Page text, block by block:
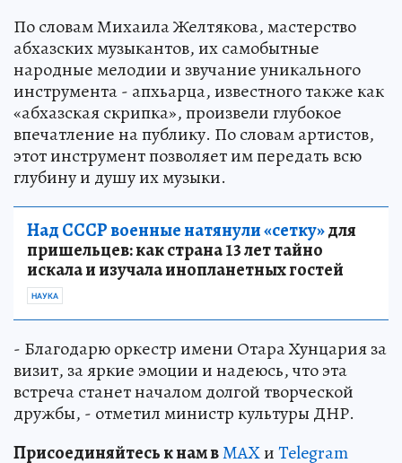
По словам Михаила Желтякова, мастерство
абхазских музыкантов, их самобытные
народные мелодии и звучание уникального
инструмента - апхьарца, известного также как
«абхазская скрипка», произвели глубокое
впечатление на публику. По словам артистов,
этот инструмент позволяет им передать всю
глубину и душу их музыки.
Над СССР военные натянули «сетку»для
пришельцев: как страна 13 лет тайно
искала и изучала инопланетных гостей
НАУКА
- Благодарю оркестр имени Отара Хунцария за
визит, за яркие эмоции и надеюсь, что эта
встреча станет началом долгой творческой
дружбы, - отметил министр культуры ДНР.
Присоединяйтесь к нам вMAXиTelegram